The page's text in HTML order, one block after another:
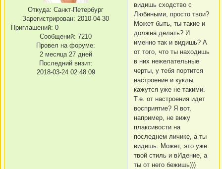
Откуда: Санкт-Петербург
Зарегистрирован: 2010-04-30
Приглашений: 0
Сообщений: 7210
Провел на форуме:
2 месяца 27 дней
Последний визит:
2018-03-24 02:48:09
видишь сходство с
Любиными, просто твои?
Может быть, ты такие и
должна делать? И
именно так и видишь? А
от того, что ты находишь
в них нежелательные
черты, у тебя портится
настроение и куклы
кажутся уже не такими.
Т.е. от настроения идет
восприятие? Я вот,
например, не вижу
плаксивости на
последнем личике, а ты
видишь. Может, это уже
твой стиль и вИдение, а
ты от него бежишь)))